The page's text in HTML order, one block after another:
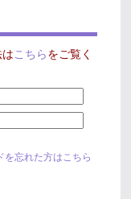
こちら をご覧く
を忘れた方はこちら